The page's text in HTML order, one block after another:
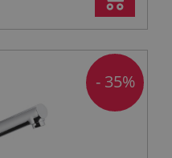
- 35%